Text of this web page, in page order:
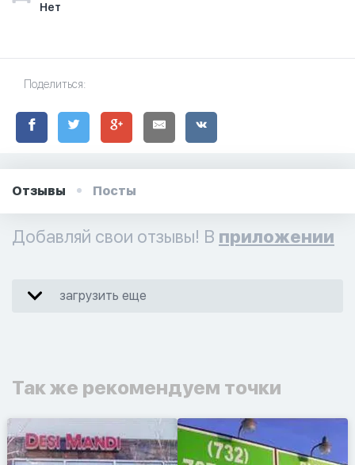
Нет
Поделиться:
Отзывы Посты
Добавляй свои отзывы! В приложении
загрузить еще
Так же рекомендуем точки